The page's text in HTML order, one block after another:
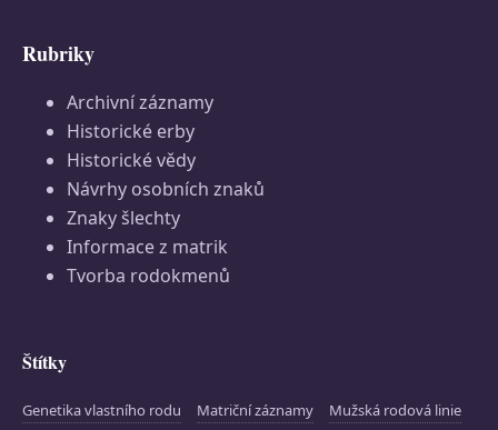
Rubriky
Archivní záznamy
Historické erby
Historické vědy
Návrhy osobních znaků
Znaky šlechty
Informace z matrik
Tvorba rodokmenů
Štítky
Genetika vlastního rodu Matriční záznamy
Mužská rodová linie